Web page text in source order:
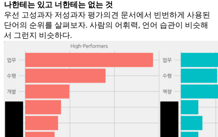
나한테는 있고 너한테는 없는 것
우선 고성과자 저성과자 평가의견 문서에서 빈번하게 사용된
단어의 순위를 살펴보자. 사람의 어휘력, 언어 습관이 비슷해
서 그런지 비슷하다.